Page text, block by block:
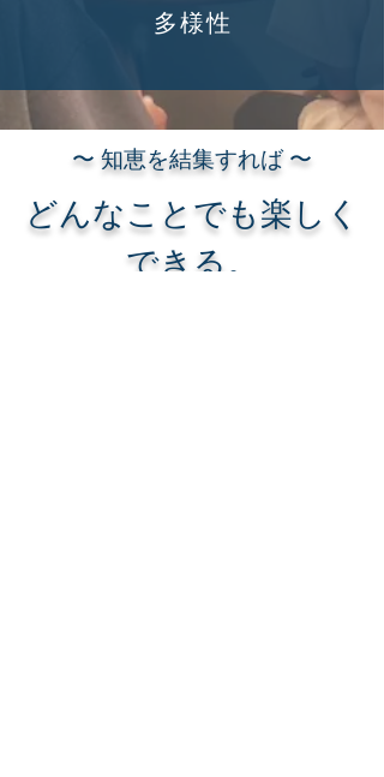
多様性
〜 知恵を結集すれば 〜
どんなことでも楽しく
できる。